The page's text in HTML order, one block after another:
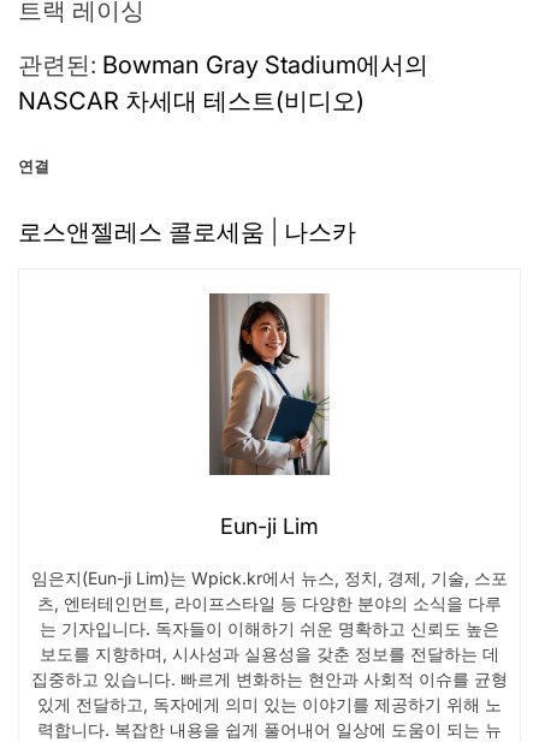
트랙 레이싱
관련된: Bowman Gray Stadium에서의
NASCAR 차세대 테스트(비디오)
연결
로스앤젤레스 콜로세움 나스카
Eun-ji Lim
임은지(Eun-ji Lim)는 Wpick.kr에서 뉴스, 정치, 경제, 기술, 스포
츠, 엔터테인먼트, 라이프스타일 등 다양한 분야의 소식을 다루
는 기자입니다. 독자들이 이해하기 쉬운 명확하고 신뢰도 높은
보도를 지향하며, 시사성과 실용성을 갖춘 정보를 전달하는 데
집중하고 있습니다. 빠르게 변화하는 현안과 사회적 이슈를 균형
있게 전달하고, 독자에게 의미 있는 이야기를 제공하기 위해 노
력합니다. 복잡한 내용을 쉽게 풀어내어 일상에 도움이 되는 뉴